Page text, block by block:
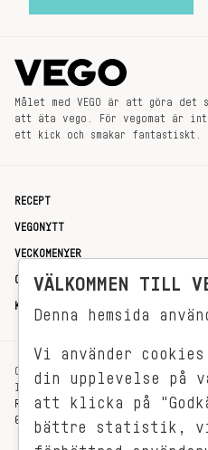
Målet med VEGO är att göra
att äta vego. För vegomat är
ett kick och smakar fantastiskt.
RECEPT
VEGONYTT
VECKOMENYER
OM OSS
KONTAKT
OXENSTIERNSGATAN 33
114 27 STOCKHOLM
REDAKTIONEN@VEGOMAGASINET.SE
08-799 62 01
VÄLKOMMEN TILL
Denna hemsida
Vi använder
din upplevelse på
att klicka på
bättre statistik,